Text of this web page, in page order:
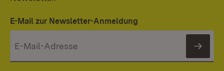
E-Mail zur Newsletter-Anmeldung